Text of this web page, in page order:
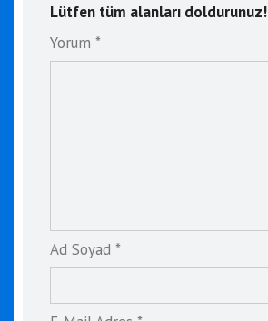
Lütfen tüm alanları doldurunuz!
Yorum *
Ad Soyad *